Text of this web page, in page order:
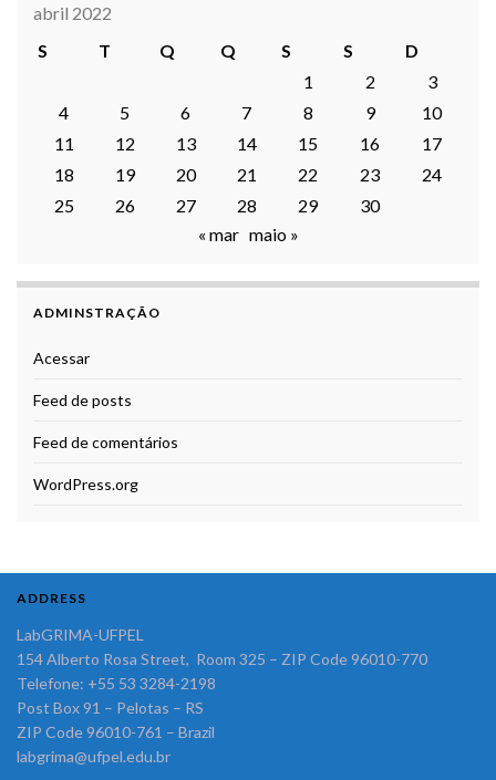
abril 2022
S
T Q Q S S
D
1
2
3
4
5 6 7 8 9
10
11
12 13 14 15 16
17
18
19 20 21 22 23
24
25
26 27 28 29
30
« mar maio »
ADMINSTRAÇÃO
Acessar
Feed de posts
Feed de comentários
WordPress.org
ADDRESS
LabGRIMA-UFPEL
154 Alberto Rosa Street, Room 325 – ZIP Code 96010-770
Telefone: +55 53 3284-2198
Post Box 91 – Pelotas – RS
ZIP Code 96010-761 – Brazil
labgrima@ufpel.edu.br